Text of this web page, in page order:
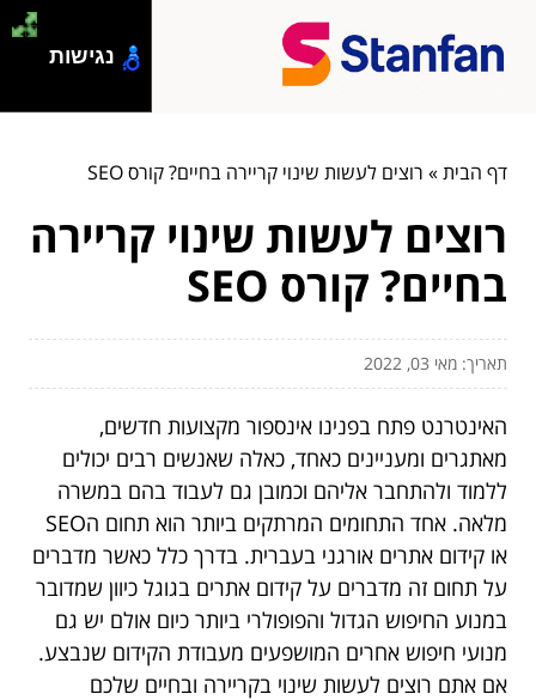
דף הבית» רוצים לעשות שינוי קריירה בחיים? קורס SEO
רוצים לעשות שינוי קריירה
בחיים? קורס SEO
תאריך: מאי 03, 2022
האינטרנט פתח בפנינו אינספור מקצועות חדשים,
מאתגרים ומעניינים כאחד, כאלה שאנשים רבים יכולים
ללמוד ולהתחבר אליהם וכמובן גם לעבוד בהם במשרה
מלאה. אחד התחומים המרתקים ביותר הוא תחום הSEO
או קידום אתרים אורגני בעברית. בדרך כלל כאשר מדברים
על תחום זה מדברים על קידום אתרים בגוגל כיוון שמדובר
במנוע החיפוש הגדול והפופולרי ביותר כיום אולם יש גם
מנועי חיפוש אחרים המושפעים מעבודת הקידום שנבצע.
אם אתם רוצים לעשות שינוי בקריירה ובחיים שלכם
נגישות